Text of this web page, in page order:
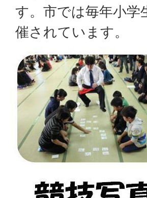
す。市では毎年小学
催されています。